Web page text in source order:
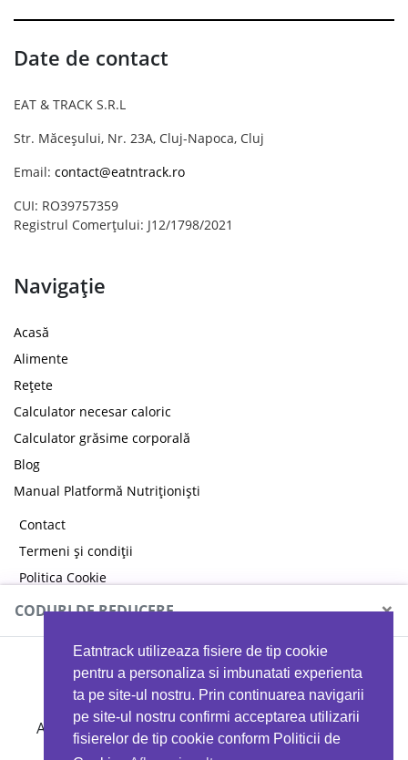
Eatntrack utilizeaza fisiere de tip cookie
pentru a personaliza si imbunatati experienta
ta pe site-ul nostru. Prin continuarea navigarii
pe site-ul nostru confirmi acceptarea utilizarii
fisierelor de tip cookie conform Politicii de
Date de contact
EAT & TRACK S.R.L
Str. Măceșului, Nr. 23A, Cluj-Napoca, Cluj
Email: contact@eatntrack.ro
CUI: RO39757359
Registrul Comerțului: J12/1798/2021
Navigație
Acasă
Alimente
Rețete
Calculator necesar caloric
Calculator grăsime corporală
Blog
Manual Platformă Nutriționiști
Contact
Termeni și condiții
Politica Cookie
Politica de confidențialitate
CODURI DE REDUCERE ×
MYPROTEIN
Ai 40%reducere la orice comandă folosind codul
EATTRACK